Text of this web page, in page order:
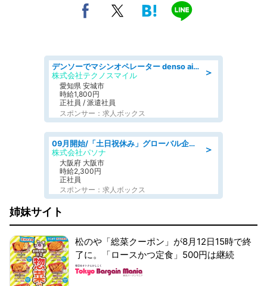
＞
デンソーでマシンオペレーター denso aichi
株式会社テクノスマイル
愛知県 安城市
時給1,800円
正社員 / 派遣社員
スポンサー：求人ボックス
＞
09月開始/「土日祝休み」グローバル企業での産業保健のお仕事/保健師/高時給/残業なし/服装自由
株式会社パソナ
大阪府 大阪市
時給2,300円
正社員
スポンサー：求人ボックス
姉妹サイト
松のや「総菜クーポン」が8月12日15時で終
了に。「ロースかつ定食」500円は継続